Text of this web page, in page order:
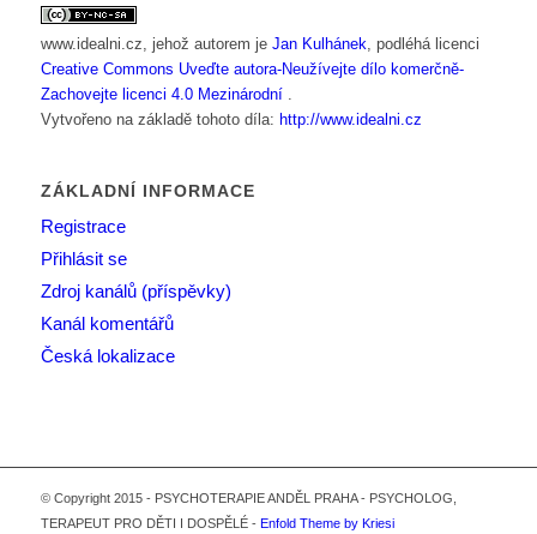
www.idealni.cz , jehož autorem je Jan Kulhánek , podléhá licenci
Creative Commons Uveďte autora-Neužívejte dílo komerčně-
Zachovejte licenci 4.0 Mezinárodní
Vytvořeno na základě tohoto díla: http://www.idealni.cz
ZÁKLADNÍ INFORMACE
Registrace
Přihlásit se
Zdroj kanálů (příspěvky)
Kanál komentářů
Česká lokalizace
© Copyright 2015 - PSYCHOTERAPIE ANDĚL PRAHA - PSYCHOLOG,
TERAPEUT PRO DĚTI I DOSPĚLÉ - Enfold Theme by Kriesi